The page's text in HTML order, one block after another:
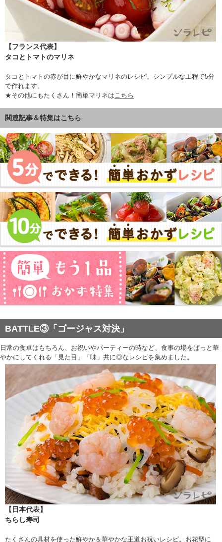
【フランス代表】
タコとトマトのマリネ
タコとトマトの赤が目に鮮やかなマリネのレシピ。シンプルな工程で5分
で作れます。
★その他にもたくさん！簡単マリネはこちら
関連記事＆特集はこちら
BATTLE③「ゴージャス対決」
日常の食卓はもちろん、お祝いやパーティーの時など、食事の場をぱっと華
やかにしてくれる「見た目」「味」共に◎なレシピを集めました。
【日本代表】
ちらし寿司
たくさんの具材を使った鮮やか＆華やかな王道お祝いレシピ。お花型に